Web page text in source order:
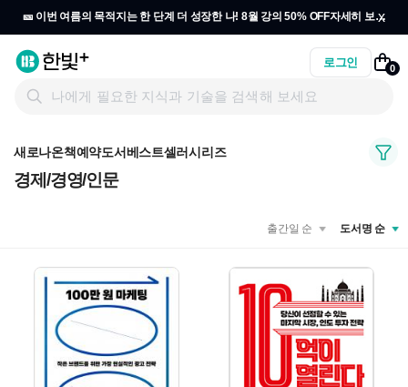
🎫 이번 여름의 목적지는 한 단계 더 성장한 나! 8월 강의 50% OFF자세히 보기
x
로그인 0
새로나온책예약도서베스트셀러시리즈
경제/경영/인문
도서명 순
출간일 순